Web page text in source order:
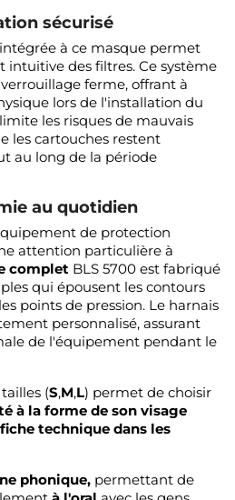
sécurisé
intégrée à ce masque permet
intuitive des filtres. Ce système
ferme, offrant à
lors de l'installation du
les risques de mauvais
les cartouches restent
au long de la période
au quotidien
de protection
attention particulière à
complet BLS 5700 est fabriqué
qui épousent les contours
points de pression. Le harnais
personnalisé, assurant
de l'équipement pendant le
(S,M,L) permet de choisir
à la forme de son visage
technique dans les
phonique, permettant de